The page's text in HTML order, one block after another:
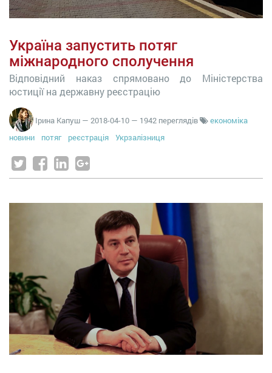
Україна запустить потяг
міжнародного сполучення
Відповідний наказ спрямовано до Міністерства
юстиції на державну реєстрацію
Ірина Капуш — 2018-04-10 — 1942 переглядів
економіка
новини
потяг реєстрація Укрзалізниця